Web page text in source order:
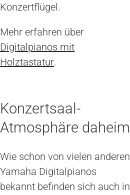
Konzertflügel.
Mehr erfahren über
Digitalpianos mit
Holztastatur.
Konzertsaal-
Atmosphäre daheim
Wie schon von vielen anderen
Yamaha Digitalpianos
bekannt befinden sich auch in